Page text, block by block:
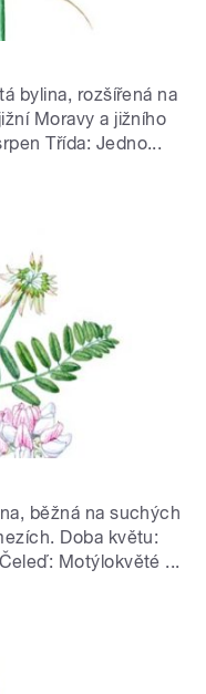
bylina, rozšířená na
Moravy a jižního
Třída: Jedno...
běžná na suchých
Doba květu:
Motýlokvěté ...